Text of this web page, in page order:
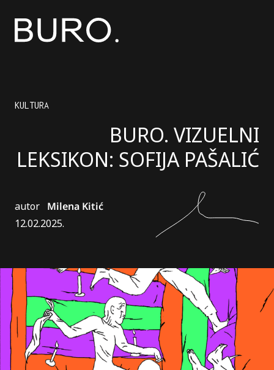
KULTURA
BURO. VIZUELNI
LEKSIKON: SOFIJA PAŠALIĆ
autor Milena Kitić
12.02.2025.